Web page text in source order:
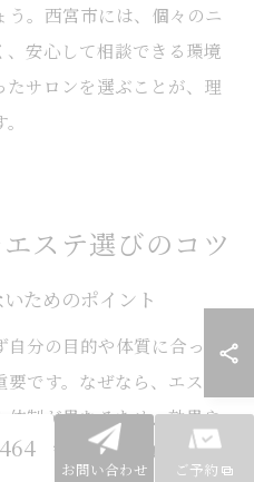
。西宮市には、個々のニ
安心して相談できる環境
サロンを選ぶことが、理
ステ選びのコツ
ためのポイント
分の目的や体質に合った
です。なぜなら、エステ
体制が異なるため、効果や
。例えば、脂肪燃焼に特
お問い合わせ ご予約